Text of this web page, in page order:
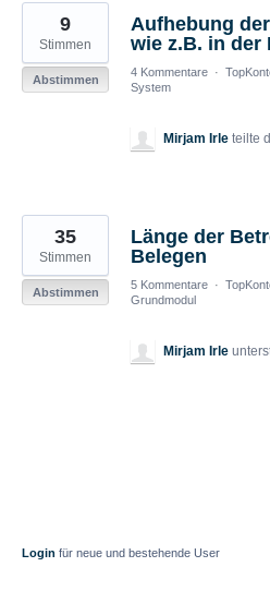
2
gefundene
Ergebnisse
Aufhebung
wie z.B. in der
9
Stimmen
Abstimmen
4 Kommentare ·
System
Mirjam Irle teilte
Länge der
Belegen
35
Stimmen
Abstimmen
5 Kommentare ·
Grundmodul
Mirjam Irle
Login für neue und bestehende User